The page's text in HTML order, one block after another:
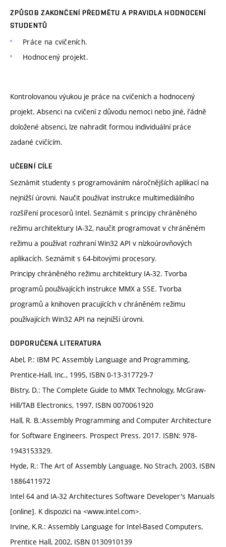
ZPŮSOB ZAKONČENÍ PŘEDMĚTU A PRAVIDLA HODNOCENÍ
STUDENTŮ
Práce na cvičeních.
Hodnocený projekt.
Kontrolovanou výukou je práce na cvičeních a hodnocený
projekt. Absenci na cvičení z důvodu nemoci nebo jiné, řádně
doložené absenci, lze nahradit formou individuální práce
zadané cvičícím.
UČEBNÍ CÍLE
Seznámit studenty s programováním náročnějších aplikací na
nejnižší úrovni. Naučit používat instrukce multimediálního
rozšíření procesorů Intel. Seznámit s principy chráněného
režimu architektury IA-32, naučit programovat v chráněném
režimu a používat rozhraní Win32 API v nízkoúrovňových
aplikacích. Seznámit s 64-bitovými procesory.
Principy chráněného režimu architektury IA-32. Tvorba
programů používajících instrukce MMX a SSE. Tvorba
programů a knihoven pracujících v chráněném režimu
používajících Win32 API na nejnižší úrovni.
DOPORUČENÁ LITERATURA
Abel, P.: IBM PC Assembly Language and Programming,
Prentice-Hall, Inc., 1995, ISBN 0-13-317729-7
Bistry, D.: The Complete Guide to MMX Technology, McGraw-
Hill/TAB Electronics, 1997, ISBN 0070061920
Hall, R. B.:Assembly Programming and Computer Architecture
for Software Engineers. Prospect Press. 2017. ISBN: 978-
1943153329.
Hyde, R.: The Art of Assembly Language, No Strach, 2003, ISBN
1886411972
Intel 64 and IA-32 Architectures Software Developer's Manuals
[online]. K dispozici na <www.intel.com>.
Irvine, K.R.: Assembly Language for Intel-Based Computers,
Prentice Hall, 2002, ISBN 0130910139